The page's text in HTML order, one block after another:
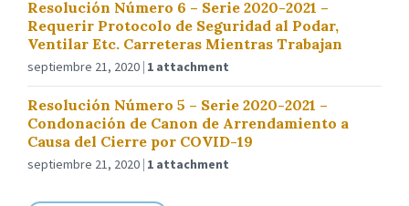
Resolución Número 6 – Serie 2020-2021 –
Requerir Protocolo de Seguridad al Podar,
Ventilar Etc. Carreteras Mientras Trabajan
septiembre 21, 2020 1 attachment
Resolución Número 5 – Serie 2020-2021 –
Condonación de Canon de Arrendamiento a
Causa del Cierre por COVID-19
septiembre 21, 2020 1 attachment